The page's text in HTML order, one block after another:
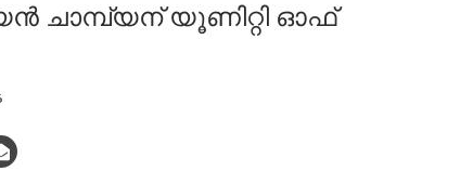
ചാമ്പ്യന് യൂണിറ്റി ഓഫ്